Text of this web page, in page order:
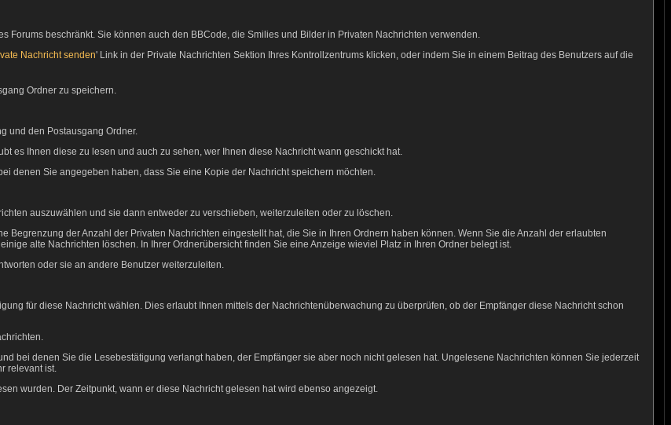
Forums beschränkt. Sie können auch den BBCode, die Smilies und Bilder in Privaten Nachrichten verwenden.
Nachricht senden' Link in der Private Nachrichten Sektion Ihres Kontrollzentrums klicken, oder indem Sie in einem Beitrag des Benutzers auf die
Ordner zu speichern.
und den Postausgang Ordner.
es Ihnen diese zu lesen und auch zu sehen, wer Ihnen diese Nachricht wann geschickt hat.
denen Sie angegeben haben, dass Sie eine Kopie der Nachricht speichern möchten.
auszuwählen und sie dann entweder zu verschieben, weiterzuleiten oder zu löschen.
Begrenzung der Anzahl der Privaten Nachrichten eingestellt hat, die Sie in Ihren Ordnern haben können. Wenn Sie die Anzahl der erlaubten
alte Nachrichten löschen. In Ihrer Ordnerübersicht finden Sie eine Anzeige wieviel Platz in Ihren Ordner belegt ist.
oder sie an andere Benutzer weiterzuleiten.
für diese Nachricht wählen. Dies erlaubt Ihnen mittels der Nachrichtenüberwachung zu überprüfen, ob der Empfänger diese Nachricht schon
bei denen Sie die Lesebestätigung verlangt haben, der Empfänger sie aber noch nicht gelesen hat. Ungelesene Nachrichten können Sie jederzeit
relevant ist.
wurden. Der Zeitpunkt, wann er diese Nachricht gelesen hat wird ebenso angezeigt.